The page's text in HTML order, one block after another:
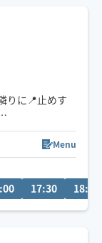
りに📍止めす
要するため、
こともありま
Menu
17:30 18:00